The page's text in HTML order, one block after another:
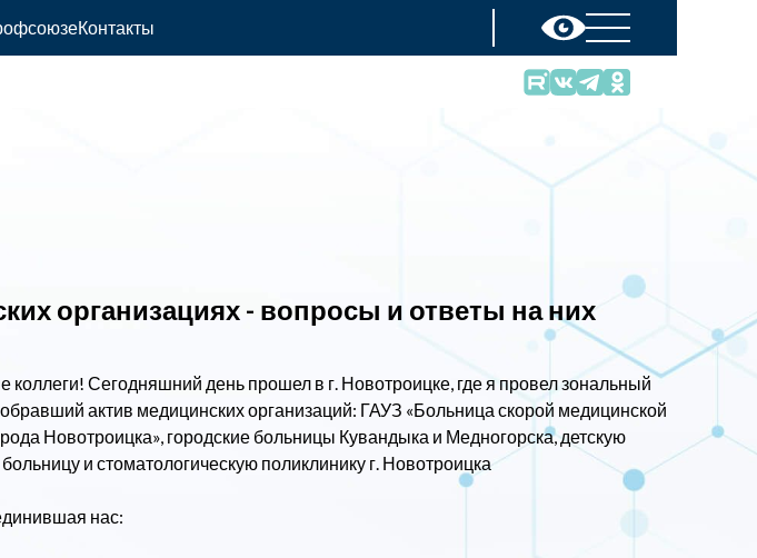
Контакты
организациях - вопросы и ответы на них
коллеги! Сегодняшний день прошел в г. Новотроицке, где я провел зональный
актив медицинских организаций: ГАУЗ «Больница скорой медицинской
Новотроицка», городские больницы Кувандыка и Медногорска, детскую
и стоматологическую поликлинику г. Новотроицка
нас: